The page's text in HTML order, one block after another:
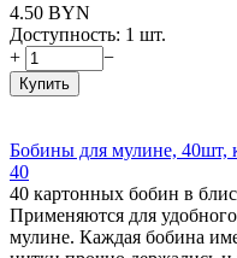
4.50 BYN
Доступность: 1 шт.
+
−
Купить
Бобины для мулине, 40шт,
40
40 картонных бобин в
Применяются для
мулине. Каждая бобина